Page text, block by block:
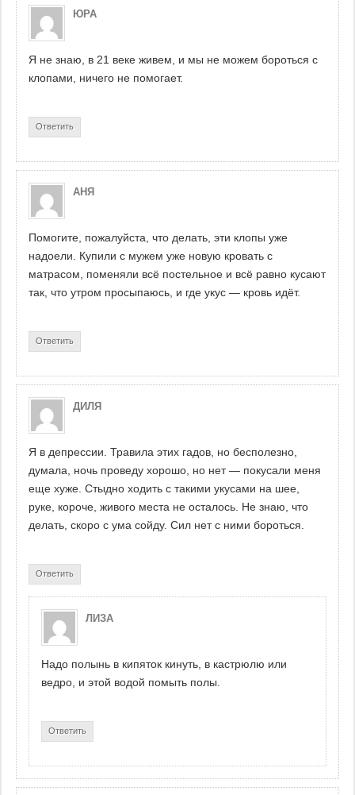
ЮРА
Я не знаю, в 21 веке живем, и мы не можем бороться с
клопами, ничего не помогает.
Ответить
АНЯ
Помогите, пожалуйста, что делать, эти клопы уже
надоели. Купили с мужем уже новую кровать с
матрасом, поменяли всё постельное и всё равно кусают
так, что утром просыпаюсь, и где укус — кровь идёт.
Ответить
ДИЛЯ
Я в депрессии. Травила этих гадов, но бесполезно,
думала, ночь проведу хорошо, но нет — покусали меня
еще хуже. Стыдно ходить с такими укусами на шее,
руке, короче, живого места не осталось. Не знаю, что
делать, скоро с ума сойду. Сил нет с ними бороться.
Ответить
ЛИЗА
Надо полынь в кипяток кинуть, в кастрюлю или
ведро, и этой водой помыть полы.
Ответить